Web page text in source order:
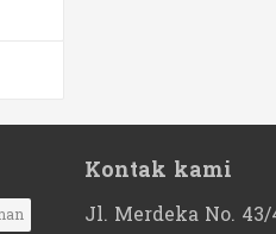
Kontak kami
Jl. Merdeka No. 43/